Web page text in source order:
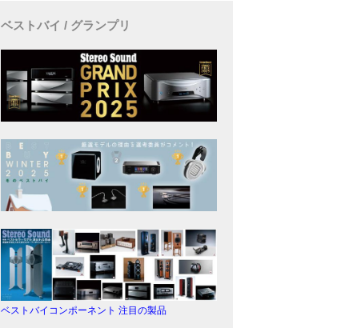
ベストバイ / グランプリ
ベストバイコンポーネント 注目の製品